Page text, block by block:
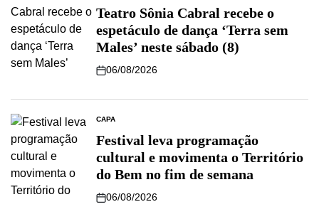
Teatro Sônia Cabral recebe o
espetáculo de dança ‘Terra sem
Males’ neste sábado (8)
06/08/2026
CAPA
Festival leva programação
cultural e movimenta o Território
do Bem no fim de semana
06/08/2026